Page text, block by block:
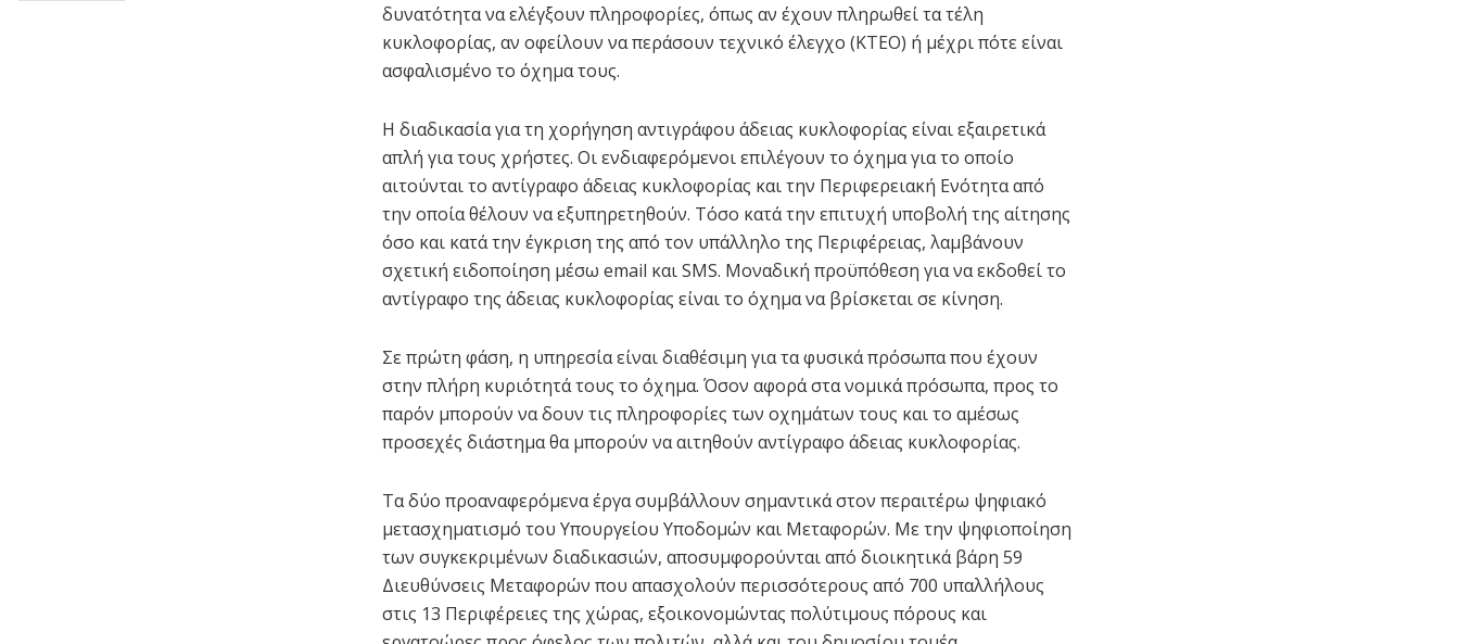
δυνατότητα να ελέγξουν πληροφορίες, όπως αν έχουν πληρωθεί τα τέλη
κυκλοφορίας, αν οφείλουν να περάσουν τεχνικό έλεγχο (ΚΤΕΟ) ή μέχρι πότε είναι
ασφαλισμένο το όχημα τους.
Η διαδικασία για τη χορήγηση αντιγράφου άδειας κυκλοφορίας είναι εξαιρετικά
απλή για τους χρήστες. Οι ενδιαφερόμενοι επιλέγουν το όχημα για το οποίο
αιτούνται το αντίγραφο άδειας κυκλοφορίας και την Περιφερειακή Ενότητα από
την οποία θέλουν να εξυπηρετηθούν. Τόσο κατά την επιτυχή υποβολή της αίτησης
όσο και κατά την έγκριση της από τον υπάλληλο της Περιφέρειας, λαμβάνουν
σχετική ειδοποίηση μέσω email και SMS. Μοναδική προϋπόθεση για να εκδοθεί το
αντίγραφο της άδειας κυκλοφορίας είναι το όχημα να βρίσκεται σε κίνηση.
Σε πρώτη φάση, η υπηρεσία είναι διαθέσιμη για τα φυσικά πρόσωπα που έχουν
στην πλήρη κυριότητά τους το όχημα. Όσον αφορά στα νομικά πρόσωπα, προς το
παρόν μπορούν να δουν τις πληροφορίες των οχημάτων τους και το αμέσως
προσεχές διάστημα θα μπορούν να αιτηθούν αντίγραφο άδειας κυκλοφορίας.
Τα δύο προαναφερόμενα έργα συμβάλλουν σημαντικά στον περαιτέρω ψηφιακό
μετασχηματισμό του Υπουργείου Υποδομών και Μεταφορών. Με την ψηφιοποίηση
των συγκεκριμένων διαδικασιών, αποσυμφορούνται από διοικητικά βάρη 59
Διευθύνσεις Μεταφορών που απασχολούν περισσότερους από 700 υπαλλήλους
στις 13 Περιφέρειες της χώρας, εξοικονομώντας πολύτιμους πόρους και